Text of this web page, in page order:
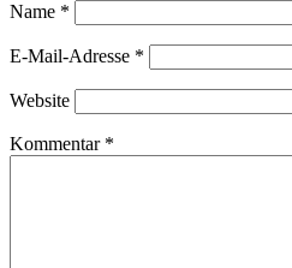
Name *
E-Mail-Adresse *
Website
Kommentar *